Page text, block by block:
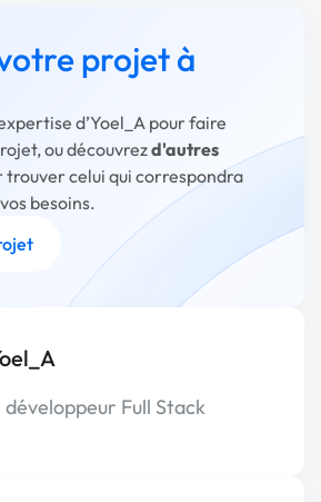
projet à
d’Yoel_A pour faire
ou découvrezd'autres
trouver celui qui correspondra
besoins.
développeur Full Stack